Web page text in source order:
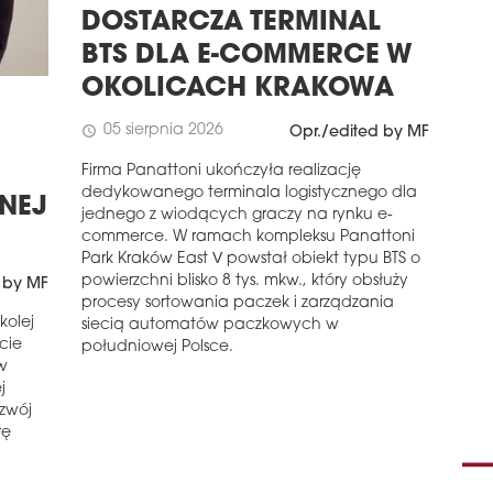
MF
DOSTARCZA TERMINAL
BTS DLA E-COMMERCE W
OKOLICACH KRAKOWA
schedule 05 sierpnia 2026 Opr./edited by MF
Firma Panattoni ukończyła realizację
dedykowanego terminala logistycznego dla
jednego z wiodących graczy na rynku e-
commerce. W ramach kompleksu Panattoni
Park Kraków East V powstał obiekt typu BTS o
powierzchni blisko 8 tys. mkw., który obsłuży
procesy sortowania paczek i zarządzania
siecią automatów paczkowych w
południowej Polsce.